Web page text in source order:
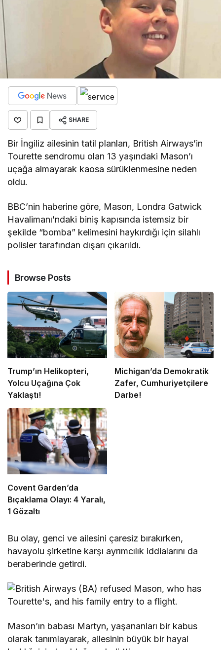
SHARE
Bir İngiliz ailesinin tatil planları, British Airways’in
Tourette sendromu olan 13 yaşındaki Mason’ı
uçağa almayarak kaosa sürüklenmesine neden
oldu.
BBC’nin haberine göre, Mason, Londra Gatwick
Havalimanı’ndaki biniş kapısında istemsiz bir
şekilde “bomba” kelimesini haykırdığı için silahlı
polisler tarafından dışarı çıkarıldı.
Browse Posts
Trump’ın Helikopteri,
Yolcu Uçağına Çok
Yaklaştı!
Michigan’da Demokratik
Zafer, Cumhuriyetçilere
Darbe!
Covent Garden’da
Bıçaklama Olayı: 4 Yaralı,
1 Gözaltı
Bu olay, genci ve ailesini çaresiz bırakırken,
havayolu şirketine karşı ayrımcılık iddialarını da
beraberinde getirdi.
Mason’ın babası Martyn, yaşananları bir kabus
olarak tanımlayarak, ailesinin büyük bir hayal